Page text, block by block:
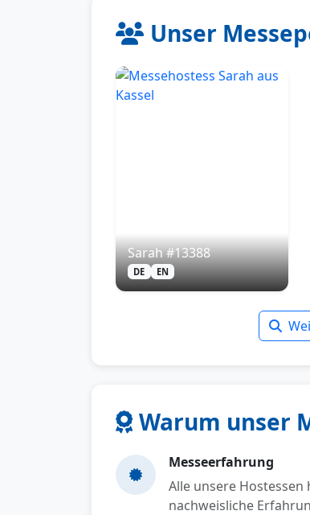
Unser
Sarah #13388
DE EN
Warum unser
Messeerfahrung
Alle unsere Hostessen
nachweisliche